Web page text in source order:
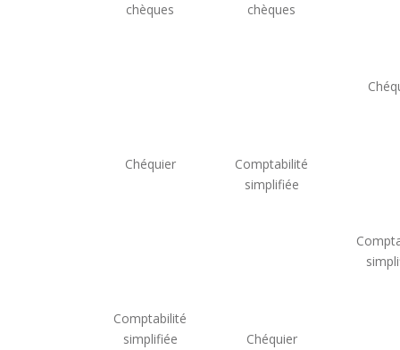
chèques
Chéquier
Comptabilité
simplifiée
chèques
Comptabilité
simplifiée
Chéquier